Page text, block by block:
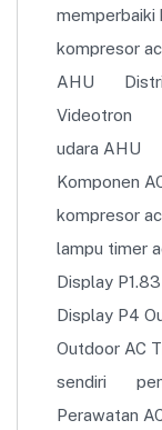
memperbaiki
kompresor
AHU
Videotron
udara AHU
Komponen
kompresor
lampu timer
Display P1.83
Display P4
Outdoor AC
sendiri
Perawatan